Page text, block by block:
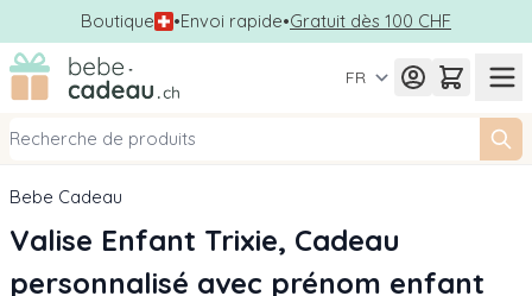
Boutique •Envoi rapide•Gratuit dès 100 CHF
Allez au contenu
FR
Bebe Cadeau
Valise Enfant Trixie, Cadeau
personnalisé avec prénom enfant